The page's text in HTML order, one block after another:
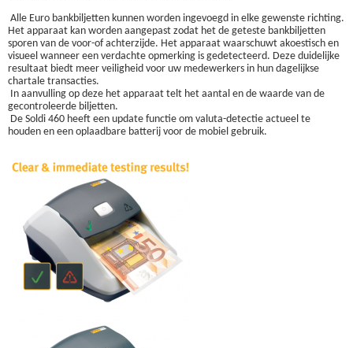
Alle Euro bankbiljetten kunnen worden ingevoegd in elke gewenste richting.
Het apparaat kan worden aangepast zodat het de geteste bankbiljetten
sporen van de voor-of achterzijde. Het apparaat waarschuwt akoestisch en
visueel wanneer een verdachte opmerking is gedetecteerd. Deze duidelijke
resultaat biedt meer veiligheid voor uw medewerkers in hun dagelijkse
chartale transacties.
In aanvulling op deze het apparaat telt het aantal en de waarde van de
gecontroleerde biljetten.
De Soldi 460 heeft een update functie om valuta-detectie actueel te
houden en een oplaadbare batterij voor de mobiel gebruik.